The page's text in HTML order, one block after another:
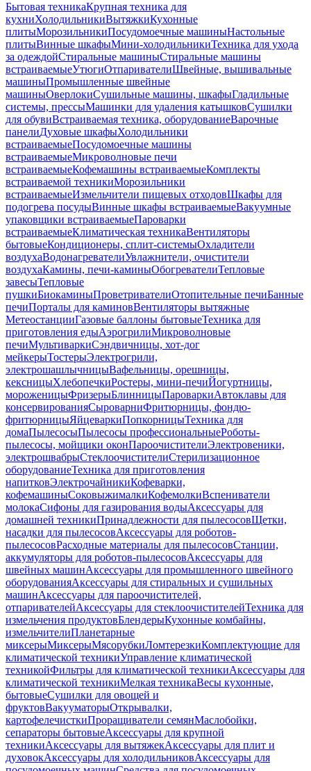
Бытовая техникаКрупная техника для
кухниХолодильникиВытяжкиКухонные
плитыМорозильникиПосудомоечные машиныНастольные
плитыВинные шкафыМини-холодильникиТехника для ухода
за одеждойСтиральные машиныСтиральные машины
встраиваемыеУтюгиОтпаривателиШвейные, вышивальные
машиныПромышленные швейные
машиныОверлокиСушильные машины, шкафыГладильные
системы, прессыМашинки для удаления катышковСушилки
для обувиВстраиваемая техника, оборудованиеВарочные
панелиДуховые шкафыХолодильники
встраиваемыеПосудомоечные машины
встраиваемыеМикроволновые печи
встраиваемыеКофемашины встраиваемыеКомплекты
встраиваемой техникиМорозильники
встраиваемыеИзмельчители пищевых отходовШкафы для
подогрева посудыВинные шкафы встраиваемыеВакуумные
упаковщики встраиваемыеПароварки
встраиваемыеКлиматическая техникаВентиляторы
бытовыеКондиционеры, сплит-системыОхладители
воздухаВодонагревателиУвлажнители, очистители
воздухаКамины, печи-каминыОбогревателиТепловые
завесыТепловые
пушкиБиокаминыПроветривателиОтопительные печиБанные
печиПорталы для каминовВентиляторы вытяжные
МетеостанцииГазовые баллоны бытовыеТехника для
приготовления едыАэрогрилиМикроволновые
печиМультиваркиСэндвичницы, хот-дог
мейкерыТостерыЭлектрогрили,
электрошашлычницыВафельницы, орешницы,
кексницыХлебопечкиРостеры, мини-печиЙогуртницы,
мороженицыФризерыБлинницыПароваркиАвтоклавы для
консервированияСыроварниФритюрницы, фондю-
фритюрницыЯйцеваркиПопкорницыТехника для
домаПылесосыПылесосы профессиональныеРоботы-
пылесосы, мойщики оконПароочистителиЭлектровеники,
электрошвабрыСтеклоочистителиСтерилизационное
оборудованиеТехника для приготовления
напитковЭлектрочайникиКофеварки,
кофемашиныСоковыжималкиКофемолкиВспениватели
молокаСифоны для газирования водыАксессуары для
домашней техникиПринадлежности для пылесосовЩетки,
насадки для пылесосовАксессуары для роботов-
пылесосовРасходные материалы для пылесосовСтанции,
аккумуляторы для роботов-пылесосовАксессуары для
швейных машинАксессуары для промышленного швейного
оборудованияАксессуары для стиральных и сушильных
машинАксессуары для пароочистителей,
отпаривателейАксессуары для стеклоочистителейТехника для
измельчения продуктовБлендерыКухонные комбайны,
измельчителиПланетарные
миксерыМиксерыМясорубкиЛомтерезкиКомплектующие для
климатической техникиУправление климатической
техникойФильтры для климатической техникиАксессуары для
климатической техникиМелкая техникаВесы кухонные,
бытовыеСушилки для овощей и
фруктовВакууматорыОткрывалки,
картофелечисткиПроращиватели семянМаслобойки,
сепараторы бытовыеАксессуары для крупной
техникиАксессуары для вытяжекАксессуары для плит и
духовокАксессуары для холодильниковАксессуары для